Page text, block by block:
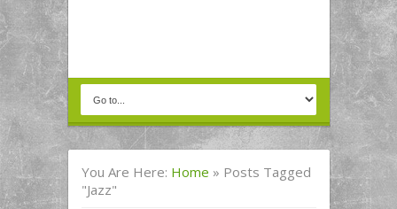
You Are Here: Home » Posts Tagged
"jazz"